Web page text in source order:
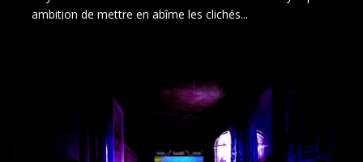
ambition de mettre en abîme les clichés...